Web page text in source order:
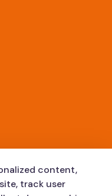
Paulo
de São Paulo
de São Paulo
content,
track user